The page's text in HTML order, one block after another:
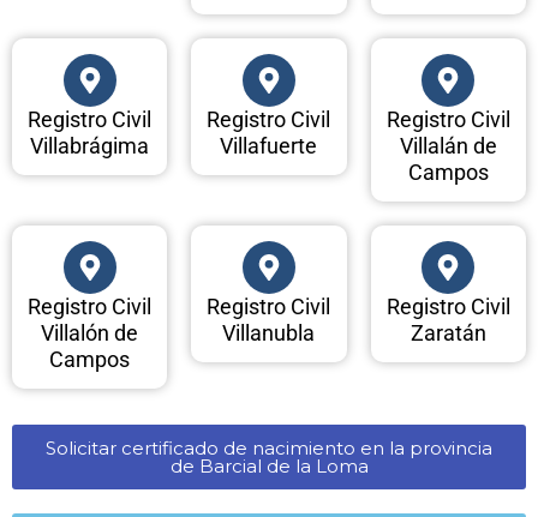
Registro Civil
Villabrágima
Registro Civil
Villafuerte
Registro Civil
Villalán de
Campos
Registro Civil
Villalón de
Campos
Registro Civil
Villanubla
Registro Civil
Zaratán
Solicitar certificado de nacimiento en la provincia
de Barcial de la Loma​